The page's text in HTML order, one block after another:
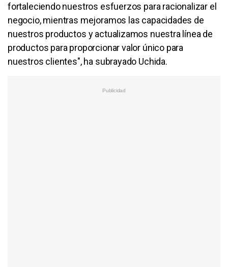
fortaleciendo nuestros esfuerzos para racionalizar el
negocio, mientras mejoramos las capacidades de
nuestros productos y actualizamos nuestra línea de
productos para proporcionar valor único para
nuestros clientes", ha subrayado Uchida.